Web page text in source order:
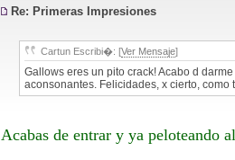
Re: Primeras Impresiones
Cartun Escribi�: [Ver Mensaje]
Gallows eres un pito crack! Acabo d
aconsonantes. Felicidades, x cierto,
Acabas de entrar y ya peloteando